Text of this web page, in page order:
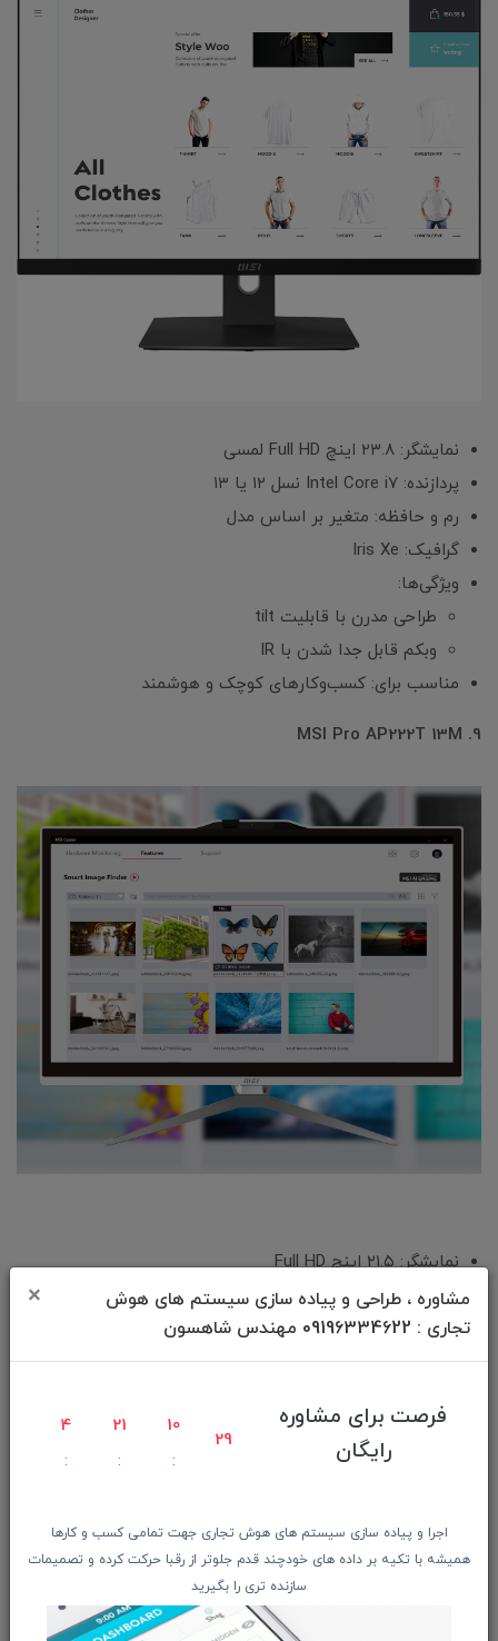
مشاوره ، طراحی و پیاده سازی سیستم های هوش
تجاری : 09196334622 مهندس شاهسون
×
فرصت برای مشاوره
رایگان
4 21 10
27
اجرا و پیاده سازی سیستم های هوش تجاری جهت تمامی کسب و کارها
همیشه با تکیه بر داده های خودچند قدم جلوتر از رقبا حرکت کرده و تصمیمات
سازنده تری را بگیرید
نمایشگر: ۲۳.۸ اینچ Full HD لمسی
پردازنده: Intel Core i7 نسل ۱۲ یا ۱۳
رم و حافظه: متغیر بر اساس مدل
گرافیک: Iris Xe
ویژگی‌ها:
طراحی مدرن با قابلیت tilt
وبکم قابل جدا شدن با IR
مناسب برای: کسب‌وکارهای کوچک و هوشمند
9. MSI Pro AP222T 13M
نمایشگر: ۲۱.۵ اینچ Full HD
پردازنده: Intel Core i7-13700
رم و حافظه: ۱۶ گیگابایت / ۵۱۲ گیگابایت SSD
گرافیک: Intel UHD
کیس فشرده برای صرفه‌جویی فضا
پورت‌های متنوع و کارآمد
✅ نکات مهم:
Modern AM271P 11M با پردازنده و رم قوی، به‌صرفه‌ترین